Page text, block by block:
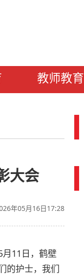
教师教育
大会
年05月16日17:28
11日，鹤壁
的护士，我们